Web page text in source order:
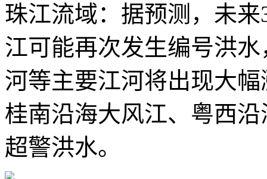
珠江流域：据预测，未
江可能再次发生编号洪
河等主要江河将出现大
桂南沿海大风江、粤西
超警洪水。